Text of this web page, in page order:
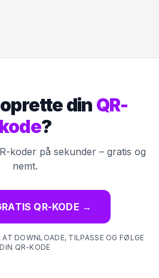
din QR-
kode?
koder på sekunder – gratis og
nemt.
QR-KODE →
DOWNLOADE, TILPASSE OG FØLGE
DIN QR-KODE